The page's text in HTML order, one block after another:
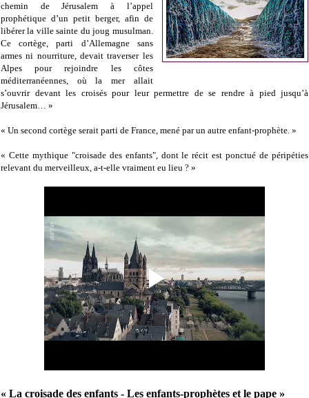
chemin de Jérusalem à l’appel
prophétique d’un petit berger, afin de
libérer la ville sainte du joug musulman.
Ce cortège, parti d’Allemagne sans
armes ni nourriture, devait traverser les
Alpes pour rejoindre les côtes
méditerranéennes, où la mer allait
s’ouvrir devant les croisés pour leur permettre de se rendre à pied jusqu’à
Jérusalem… »
« Un second cortège serait parti de France, mené par un autre enfant-prophète. »
« Cette mythique "croisade des enfants", dont le récit est ponctué de péripéties
relevant du merveilleux, a-t-elle vraiment eu lieu ? »
« La croisade des enfants - Les enfants-prophètes et le pape »